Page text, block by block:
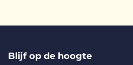
Blijf op de hoogte